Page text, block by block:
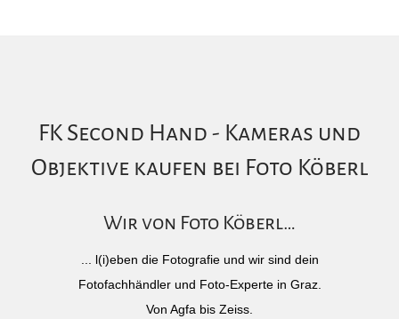
FK Second Hand - Kameras und
Objektive kaufen bei Foto Köberl
Wir von Foto Köberl…
... l(i)eben die Fotografie und wir sind dein
Fotofachhändler und Foto-Experte in Graz.
Von Agfa bis Zeiss.